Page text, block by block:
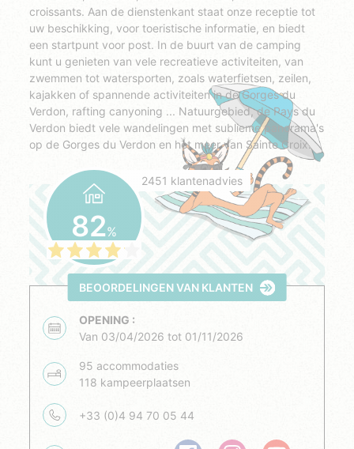
croissants. Aan de dienstenkant staat onze receptie tot
uw beschikking, voor toeristische informatie, en biedt
een startpunt voor post. In de buurt van de camping
kunt u genieten van vele recreatieve activiteiten, van
zwemmen tot watersporten, zoals waterfietsen, zeilen,
kajakken of spannende activiteiten in de Gorges du
Verdon, rafting canyoning ... Natuurgebied, de Pays du
Verdon biedt vele wandelingen met sublieme panorama's
op de Gorges du Verdon en het meer van Sainte Croix.
82%
2451 klantenadvies
BEOORDELINGEN VAN KLANTEN
OPENING :
Van 03/04/2026 tot 01/11/2026
95 accommodaties
118 kampeerplaatsen
+33 (0)4 94 70 05 44